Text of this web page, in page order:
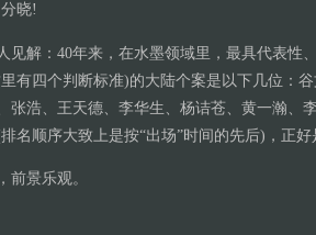
晓!
见解：40年来，在水墨领域里，最具代表性
有四个判断标准)的大陆个案是以下几位：
张浩、王天德、李华生、杨诘苍、黄一瀚、
名顺序大致上是按“出场”时间的先后)，正好
前景乐观。